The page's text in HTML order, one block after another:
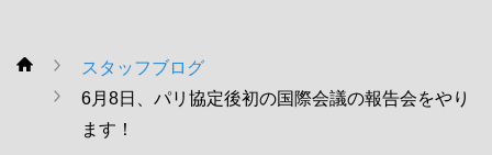
WWF
スタッフブログ
6月8日、パリ協定後初の国際会議の報告会をやり
ます！